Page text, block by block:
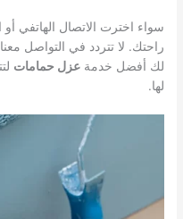
سواء اخترت الاتصال الهاتفي
راحتك. لا تتردد في التواصل
لك أفضل خدمةعزل حمامات
لها.